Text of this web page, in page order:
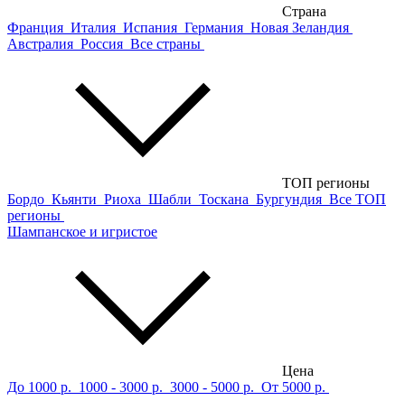
Страна
Франция Италия Испания Германия Новая Зеландия
Австралия Россия Все страны
ТОП регионы
Бордо Кьянти Риоха Шабли Тоскана Бургундия Все ТОП
регионы
Шампанское и игристое
Цена
До 1000 р. 1000 - 3000 р. 3000 - 5000 р. От 5000 р.